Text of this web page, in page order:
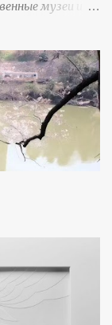
музеи и
художника,
классическую
жизни. В
его
Для
–